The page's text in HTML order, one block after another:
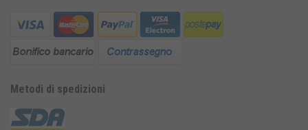
Metodi di spedizioni